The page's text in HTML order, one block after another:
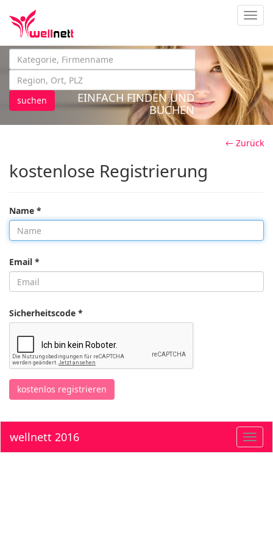
suchen
EINFACH FINDEN UND
BUCHEN
← Zurück
kostenlose Registrierung
Name *
Email *
Sicherheitscode *
kostenlos registrieren
wellnett 2016